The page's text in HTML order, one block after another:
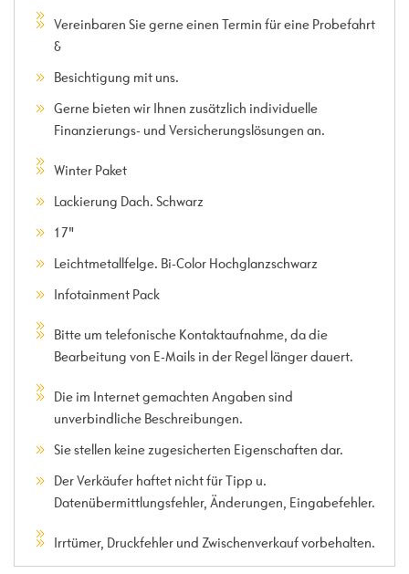
Vereinbaren Sie gerne einen Termin für eine Probefahrt
&
Besichtigung mit uns.
Gerne bieten wir Ihnen zusätzlich individuelle
Finanzierungs- und Versicherungslösungen an.
Winter Paket
Lackierung Dach. Schwarz
17"
Leichtmetallfelge. Bi-Color Hochglanzschwarz
Infotainment Pack
Bitte um telefonische Kontaktaufnahme, da die
Bearbeitung von E-Mails in der Regel länger dauert.
Die im Internet gemachten Angaben sind
unverbindliche Beschreibungen.
Sie stellen keine zugesicherten Eigenschaften dar.
Der Verkäufer haftet nicht für Tipp u.
Datenübermittlungsfehler, Änderungen, Eingabefehler.
Irrtümer, Druckfehler und Zwischenverkauf vorbehalten.